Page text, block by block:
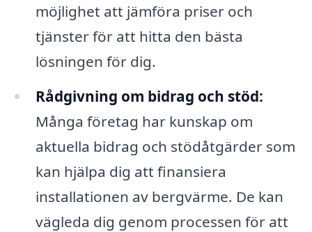
möjlighet att jämföra priser och
tjänster för att hitta den bästa
lösningen för dig.
Rådgivning om bidrag och stöd:
Många företag har kunskap om
aktuella bidrag och stödåtgärder som
kan hjälpa dig att finansiera
installationen av bergvärme. De kan
vägleda dig genom processen för att